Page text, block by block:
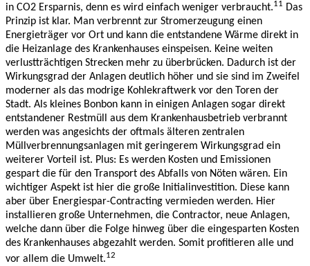
in CO2 Ersparnis, denn es wird einfach weniger verbraucht.11
Das
Prinzip ist klar. Man verbrennt zur Stromerzeugung einen
Energieträger vor Ort und kann die entstandene Wärme direkt in
die Heizanlage des Krankenhauses einspeisen. Keine weiten
verlustträchtigen Strecken mehr zu überbrücken. Dadurch ist der
Wirkungsgrad der Anlagen deutlich höher und sie sind im Zweifel
moderner als das modrige Kohlekraftwerk vor den Toren der
Stadt. Als kleines Bonbon kann in einigen Anlagen sogar direkt
entstandener Restmüll aus dem Krankenhausbetrieb verbrannt
werden was angesichts der oftmals älteren zentralen
Müllverbrennungsanlagen mit geringerem Wirkungsgrad ein
weiterer Vorteil ist. Plus: Es werden Kosten und Emissionen
gespart die für den Transport des Abfalls von Nöten wären. Ein
wichtiger Aspekt ist hier die große Initialinvestition. Diese kann
aber über Energiespar-Contracting vermieden werden. Hier
installieren große Unternehmen, die Contractor, neue Anlagen,
welche dann über die Folge hinweg über die eingesparten Kosten
des Krankenhauses abgezahlt werden. Somit profitieren alle und
vor allem die Umwelt.12